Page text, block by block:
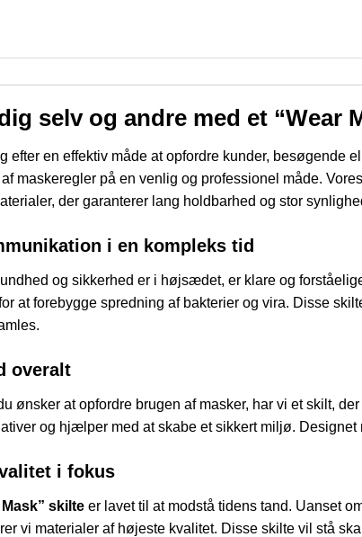
selv og andre med et “Wear
efter en effektiv måde at opfordre kunder, besøgende
maskeregler på en venlig og professionel måde.
der garanterer lang holdbarhed og stor
i en kompleks tid
og sikkerhed er i højsædet, er klare og
at forebygge spredning af bakterier og vira. Disse
overalt
ønsker at opfordre brugen af masker, har vi et skilt,
og hjælper med at skabe et sikkert miljø.
i fokus
Mask” skilte er lavet til at modstå tidens tand. Uanset
vi materialer af højeste kvalitet. Disse skilte vil stå